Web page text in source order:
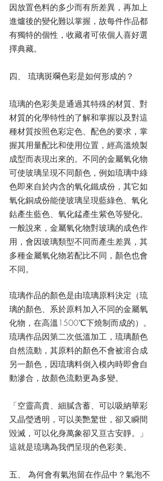
因放置色料的多少而有所差異，再加上
進爐後的變化難以掌握，故每件作品都
有獨特的個性，收藏者可依個人喜好選
擇典藏。
四、 琉璃斑斕色彩是如何形成的？
琉璃的色彩美是通過其特殊的材質、對
材質的化學特性的了解和掌握以及對這
種材質按照色彩定色、配色的要求，掌
握其用量配比和使用位置，經高溫燒製
成型而表現出來的。不同的金屬氧化物
可使玻璃呈現不同顏色，例如琉璃中綠
色即來自於內含的氧化鐵成份，其它如
氧化銅成份能使玻璃呈現藍綠色、氧化
鈷產生藍色、氧化錳產生紫色等變化。
一般說來，金屬氧化物對玻璃的成色作
用，會因玻璃類型不同而產生差異，其
多種金屬氧化物若配比不同，顏色也會
不同。
琉璃作品的顏色是由琉璃原料決定（琉
璃的顏色、系於原料加入不同的金屬氧
化物，在高溫1500℃下燒制而成的）。
琉璃作品因第二次低溫加工，琉璃顏色
自然流動，其原料的顏色不會被溶合成
另一顏色，因琉璃料倒入模內時即會自
動滲合，故顏色流動更為多變。
「空靈高貴、細膩含蓄、可以吸納華彩
又晶瑩透明，可以美艷驚世，卻又瞬間
毀滅，可以化身萬象卻又亘古安靜。」
這就是琉璃為我們呈現的色彩美。
五、 為何會有氣泡留在作品中？氣泡不